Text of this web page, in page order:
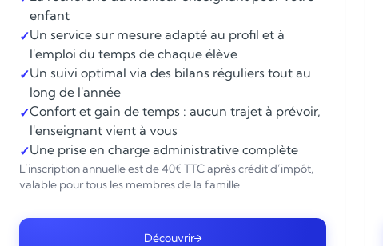
enfant
✓Un service sur mesure adapté au profil et à
l'emploi du temps de chaque élève
✓Un suivi optimal via des bilans réguliers tout au
long de l'année
✓Confort et gain de temps : aucun trajet à prévoir,
l'enseignant vient à vous
✓Une prise en charge administrative complète
L’inscription annuelle est de 40€ TTC après crédit d’impôt,
valable pour tous les membres de la famille.
Découvrir